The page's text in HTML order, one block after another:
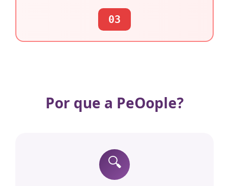
03
Por que a PeOople?
🔍